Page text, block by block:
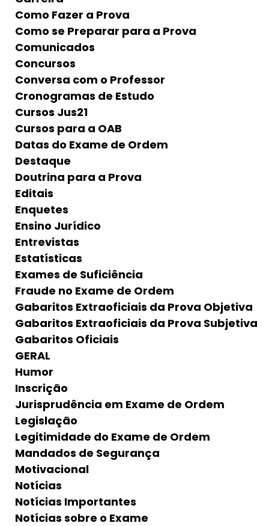
Como Fazer a Prova
Como se Preparar para a Prova
Comunicados
Concursos
Conversa com o Professor
Cronogramas de Estudo
Cursos Jus21
Cursos para a OAB
Datas do Exame de Ordem
Destaque
Doutrina para a Prova
Editais
Enquetes
Ensino Jurídico
Entrevistas
Estatísticas
Exames de Suficiência
Fraude no Exame de Ordem
Gabaritos Extraoficiais da Prova Objetiva
Gabaritos Extraoficiais da Prova Subjetiva
Gabaritos Oficiais
GERAL
Humor
Inscrição
Jurisprudência em Exame de Ordem
Legislação
Legitimidade do Exame de Ordem
Mandados de Segurança
Motivacional
Notícias
Notícias Importantes
Notícias sobre o Exame